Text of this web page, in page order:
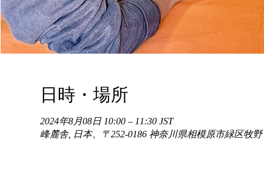
日時・場所
2024年8月08日 10:00 – 11:30 JST
峰麓舎, 日本、〒252-0186 神奈川県相模原市緑区牧